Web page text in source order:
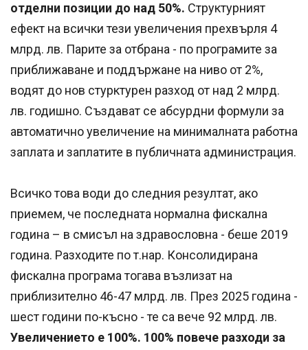
отделни позиции до над 50%. Структурният
ефект на всички тези увеличения прехвърля 4
млрд. лв. Парите за отбрана - по програмите за
приближаване и поддържане на ниво от 2%,
водят до нов стурктурен разход от над 2 млрд.
лв. годишно. Създават се абсурдни формули за
автоматично увеличение на минималната работна
заплата и заплатите в публичната администрация.
Всичко това води до следния резултат, ако
приемем, че последната нормална фискална
година – в смисъл на здравословна - беше 2019
година. Разходите по т.нар. Консолидирана
фискална програма тогава възлизат на
приблизително 46-47 млрд. лв. През 2025 година -
шест години по-късно - те са вече 92 млрд. лв.
Увеличението е 100%. 100% повече разходи за